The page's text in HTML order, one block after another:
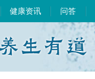
健康资讯 问答